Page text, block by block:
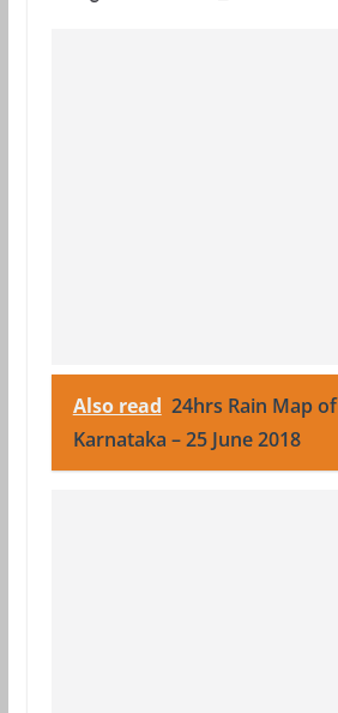
Also read 24hrs Rain Map of
Karnataka – 25 June 2018